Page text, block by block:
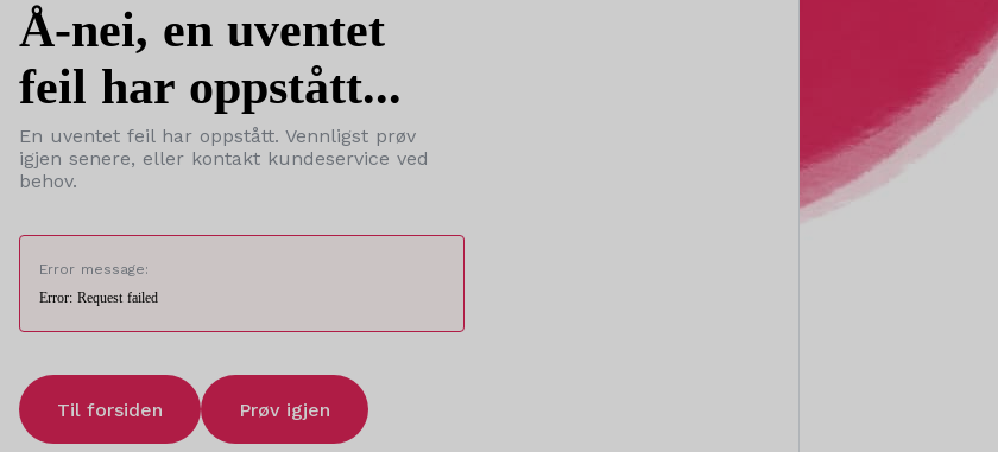
Å-nei, en uventet
feil har oppstått...
En uventet feil har oppstått. Vennligst prøv
igjen senere, eller kontakt kundeservice ved
behov.
Error message:
Error: Request failed
Til forsiden Prøv igjen